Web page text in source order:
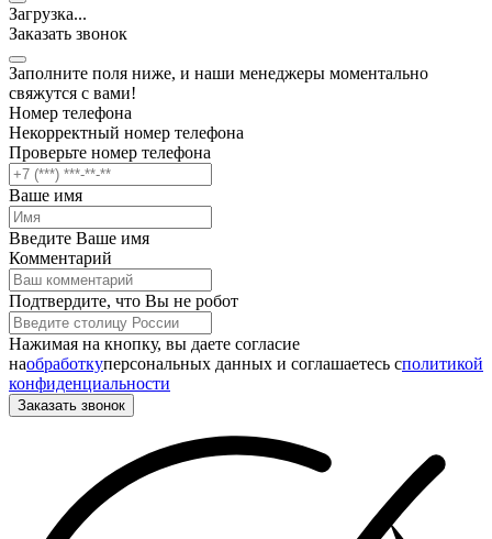
Загрузка...
Заказать звонок
Заполните поля ниже, и наши менеджеры моментально
свяжутся с вами!
Номер телефона
Некорректный номер телефона
Проверьте номер телефона
Ваше имя
Введите Ваше имя
Комментарий
Подтвердите, что Вы не робот
Нажимая на кнопку, вы даете согласие
наобработкуперсональных данных и соглашаетесь cполитикой
конфиденциальности
Заказать звонок